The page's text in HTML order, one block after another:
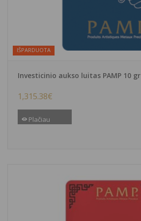
IŠPARDUOTA
Investicinio aukso luitas PAMP 10 gr
1,315.38€
Plačiau